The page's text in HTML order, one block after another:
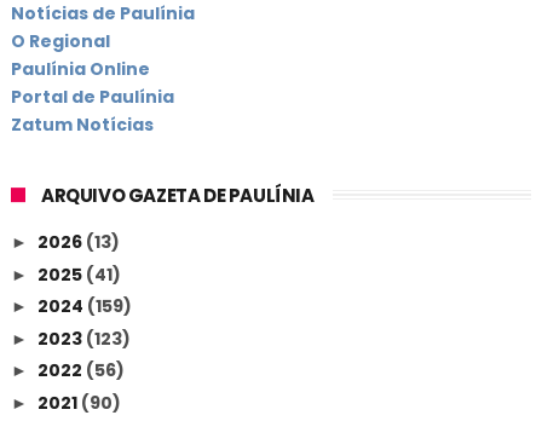
Notícias de Paulínia
O Regional
Paulínia Online
Portal de Paulínia
Zatum Notícias
ARQUIVO GAZETA DE PAULÍNIA
► 2026 (13)
► 2025 (41)
► 2024 (159)
► 2023 (123)
► 2022 (56)
► 2021 (90)